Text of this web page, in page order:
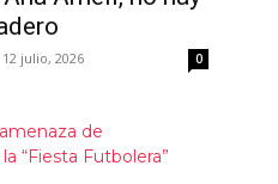
12 julio, 2026 0